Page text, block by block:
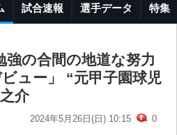
試合速報 選手データ 特集
強の合間の地道な努力
ュー」 “元甲子園球児
介
2024年5月26日(日) 10:15 0